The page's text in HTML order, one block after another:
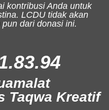
kontribusi Anda untuk
LCDU tidak akan
dari donasi ini.
Taqwa Kreatif